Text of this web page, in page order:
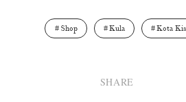
Shop Kula Kota
SHARE